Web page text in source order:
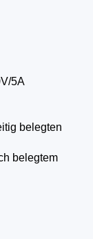
5A
belegten
belegtem